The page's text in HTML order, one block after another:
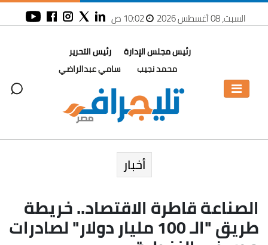
السبت، 08 أغسطس 2026 10:02 ص
رئيس مجلس الإدارة
محمد نجيب
رئيس التحرير
سامي عبدالراضي
أخبار
الصناعة قاطرة الاقتصاد.. خريطة
طريق "الـ 100 مليار دولار" لصادرات